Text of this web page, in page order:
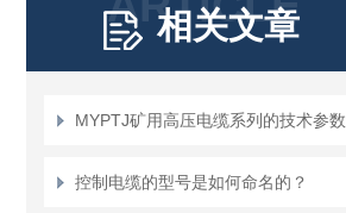
相关文章
MYPTJ矿用高压电缆系列的技术参数
控制电缆的型号是如何命名的？